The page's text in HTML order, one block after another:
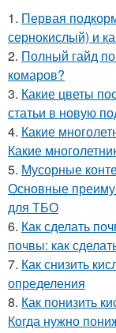
1. Первая
сернокислый) и
2. Полный гайд по
комаров?
3. Какие цветы
статьи в новую
4. Какие
Какие
5. Мусорные
Основные
для ТБО
6. Как сделать
почвы: как
7. Как снизить
определения
8. Как понизить
Когда нужно